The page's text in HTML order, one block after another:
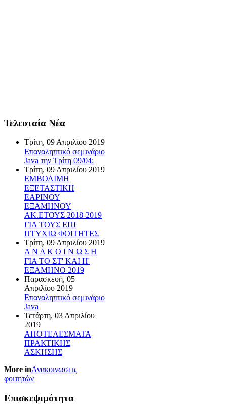
Τελευταία Νέα
Τρίτη, 09 Απριλίου 2019
Επαναληπτικό σεμινάριο
Java την Τρίτη 09/04:
Τρίτη, 09 Απριλίου 2019
ΕΜΒΟΛΙΜΗ
ΕΞΕΤΑΣΤΙΚΗ
ΕΑΡΙΝΟΥ
ΕΞΑΜΗΝΟΥ
ΑΚ.ΕΤΟΥΣ 2018-2019
ΓΙΑ ΤΟΥΣ ΕΠΙ
ΠΤΥΧΙΩ ΦΟΙΤΗΤΕΣ
Τρίτη, 09 Απριλίου 2019
Α Ν Α Κ Ο Ι Ν Ω Σ Η
ΓΙΑ ΤΟ ΣΤ' ΚΑΙ Η'
ΕΞΑΜΗΝΟ 2019
Παρασκευή, 05
Απριλίου 2019
Επαναληπτικό σεμινάριο
Java
Τετάρτη, 03 Απριλίου
2019
ΑΠΟΤΕΛΕΣΜΑΤΑ
ΠΡΑΚΤΙΚΗΣ
ΑΣΚΗΣΗΣ
More inΑνακοινωσεις
φοιτητών
Επισκεψιμότητα